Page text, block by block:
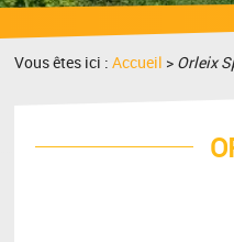
Vous êtes ici :Accueil > Orleix